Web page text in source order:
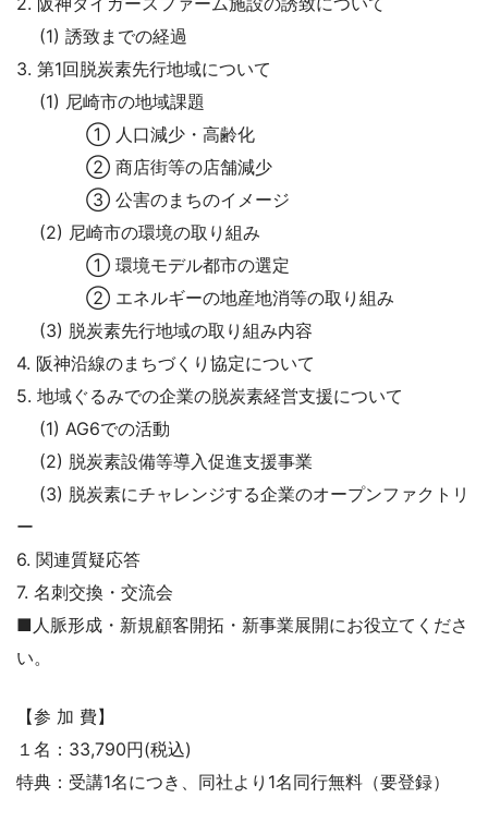
(1) 誘致までの経過
3. 第1回脱炭素先行地域について
(1) 尼崎市の地域課題
① 人口減少・高齢化
② 商店街等の店舗減少
③ 公害のまちのイメージ
(2) 尼崎市の環境の取り組み
① 環境モデル都市の選定
② エネルギーの地産地消等の取り組み
(3) 脱炭素先行地域の取り組み内容
4. 阪神沿線のまちづくり協定について
5. 地域ぐるみでの企業の脱炭素経営支援について
(1) AG6での活動
(2) 脱炭素設備等導入促進支援事業
(3) 脱炭素にチャレンジする企業のオープンファクトリ
ー
6. 関連質疑応答
7. 名刺交換・交流会
■人脈形成・新規顧客開拓・新事業展開にお役立てくださ
い。
【参 加 費】
１名：33,790円(税込)
特典：受講1名につき、同社より1名同行無料（要登録）